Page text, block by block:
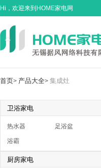
Hi，欢迎来到HOME家电网
首页> 产品大全> 集成灶
卫浴家电
热水器 足浴盆
浴霸
厨房家电